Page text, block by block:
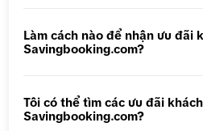
Tour 1 Ngày Động
Làm cách nào để nhận ưu đãi
Savingbooking.com?
Tôi có thể tìm các ưu đãi
Savingbooking.com?